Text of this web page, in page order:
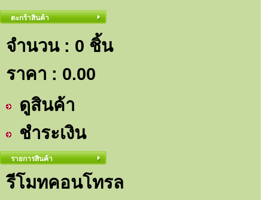
ตะกร้าสินค้า
จำนวน : 0 ชิ้น
ราคา : 0.00
ดูสินค้า
ชำระเงิน
รายการสินค้า
รีโมทคอนโทรล